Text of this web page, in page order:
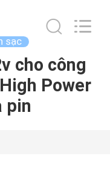
sạc
cho công
Power
pin